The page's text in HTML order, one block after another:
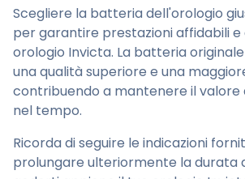
Scegliere la batteria dell'orologio
per garantire prestazioni affidabili
orologio Invicta. La batteria
una qualità superiore e una
contribuendo a mantenere il valore
nel tempo.
Ricorda di seguire le indicazioni
prolungare ulteriormente la durata